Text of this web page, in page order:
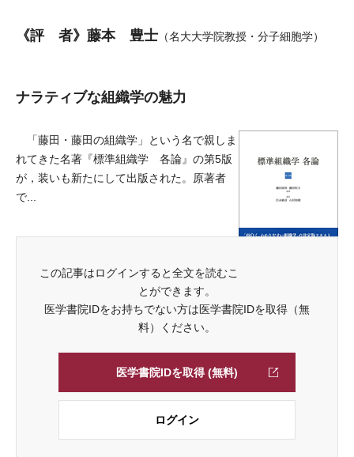
《評 者》藤本 豊士 （名大大学院教授・分子細胞学）
ナラティブな組織学の魅力
「藤田・藤田の組織学」という名で親しま
れてきた名著『標準組織学 各論』の第5版
が，装いも新たにして出版された。原著者
で...
この記事はログインすると全文を読むこ
とができます。
医学書院IDをお持ちでない方は医学書院IDを取得（無
料）ください。
医学書院IDを取得 (無料)
ログイン